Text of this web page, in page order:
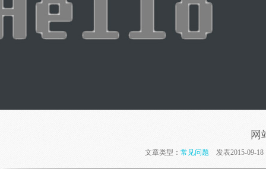
网
文章类型： 常见问题 发表2015-09-